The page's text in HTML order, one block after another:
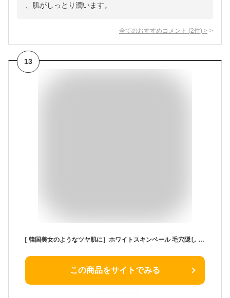
、肌がしっとり潤います。
全てのおすすめコメント (2件) >
13
［ 韓国美女のようなツヤ肌に］ホワイトスキンベール 毛穴隠し 化粧下地 韓国コスメ ファンデーション カバー力高い 下地 クリームファンデーション 毛穴ケア 毛穴隠す プライマー 無添加 くずれない 皮脂テカリ防止下地 10g
この商品をサイトでみる